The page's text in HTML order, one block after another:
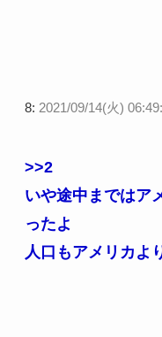
8: 2021/09/14(火)
>>2
いや途中まではア
ったよ
人口もアメリカよ